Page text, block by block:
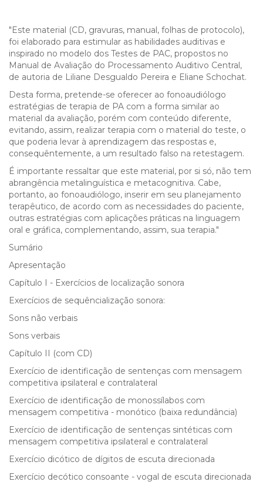
"Este material (CD, gravuras, manual, folhas de protocolo),
foi elaborado para estimular as habilidades auditivas e
inspirado no modelo dos Testes de PAC, propostos no
Manual de Avaliação do Processamento Auditivo Central,
de autoria de Liliane Desgualdo Pereira e Eliane Schochat.
Desta forma, pretende-se oferecer ao fonoaudiólogo
estratégias de terapia de PA com a forma similar ao
material da avaliação, porém com conteúdo diferente,
evitando, assim, realizar terapia com o material do teste, o
que poderia levar à aprendizagem das respostas e,
consequêntemente, a um resultado falso na retestagem.
É importante ressaltar que este material, por si só, não tem
abrangência metalinguística e metacognitiva. Cabe,
portanto, ao fonoaudiólogo, inserir em seu planejamento
terapêutico, de acordo com as necessidades do paciente,
outras estratégias com aplicações práticas na linguagem
oral e gráfica, complementando, assim, sua terapia."
Sumário
Apresentação
Capítulo I - Exercícios de localização sonora
Exercícios de sequêncialização sonora:
Sons não verbais
Sons verbais
Capítulo II (com CD)
Exercício de identificação de sentenças com mensagem
competitiva ipsilateral e contralateral
Exercício de identificação de monossílabos com
mensagem competitiva - monótico (baixa redundância)
Exercício de identificação de sentenças sintéticas com
mensagem competitiva ipsilateral e contralateral
Exercício dicótico de dígitos de escuta direcionada
Exercício decótico consoante - vogal de escuta direcionada